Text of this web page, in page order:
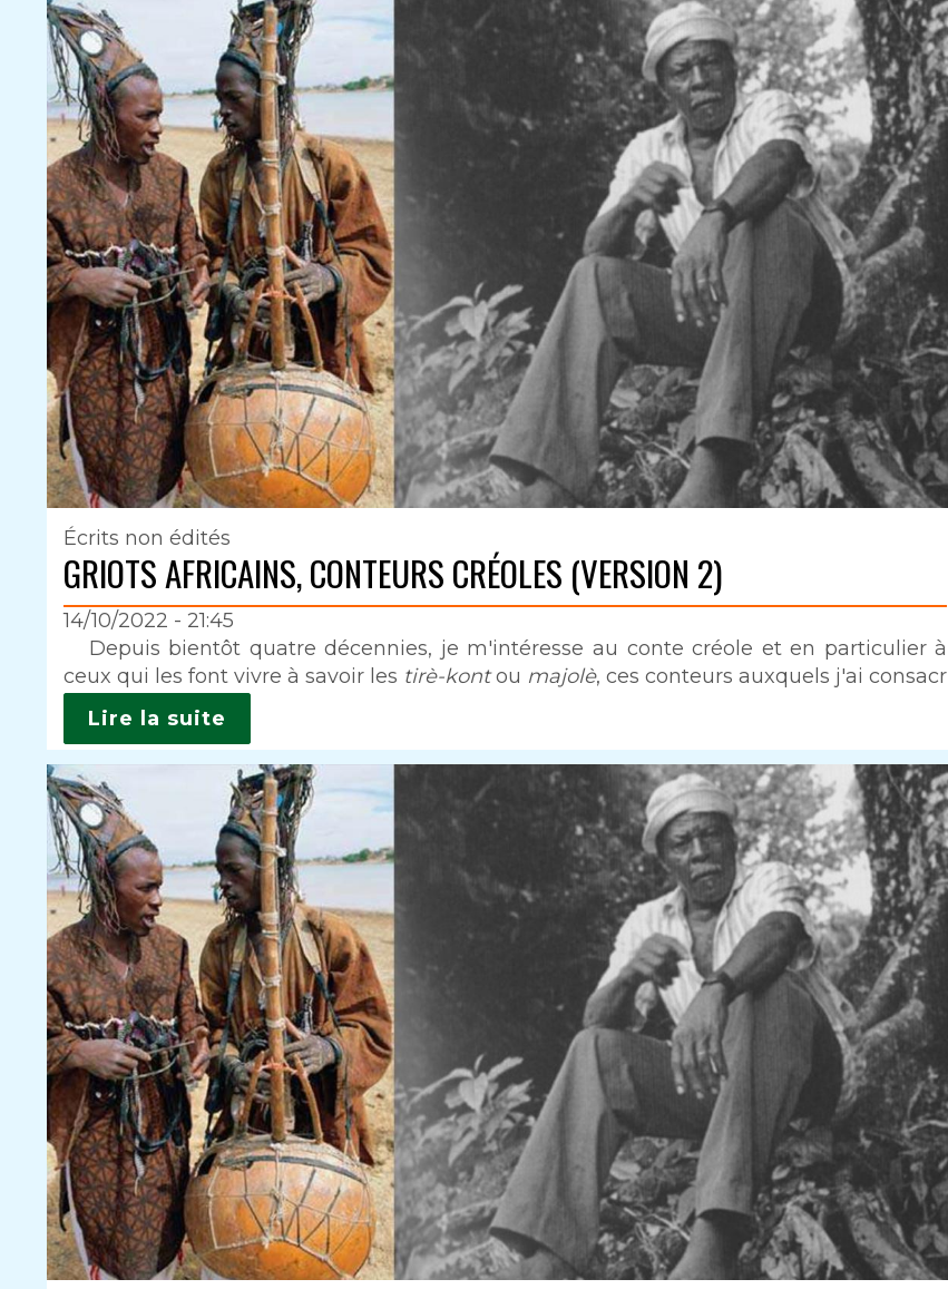
Écrits non édités
GRIOTS AFRICAINS, CONTEURS CRÉOLES (VERSION 2)
14/10/2022 - 21:45
Intro
Depuis bientôt quatre décennies, je m'intéresse au conte créole et en particulier à
ceux qui les font vivre à savoir les tirè-kontou majolè, ces conteurs auxquels j'ai consacr
Lire la suite